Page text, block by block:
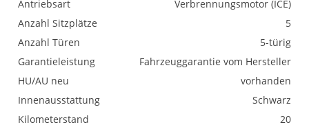
Antriebsart
Verbrennungsmotor (ICE)
Anzahl Sitzplätze
5
Anzahl Türen
5-türig
Garantieleistung
Fahrzeuggarantie vom Hersteller
HU/AU neu
vorhanden
Innenausstattung
Schwarz
Kilometerstand
20